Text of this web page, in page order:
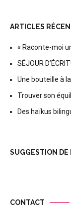
ARTICLES
« Raconte-moi
SÉJOUR
Une bouteille à
Trouver son
Des haïkus
SUGGESTION DE
CONTACT